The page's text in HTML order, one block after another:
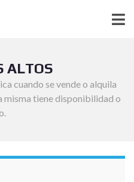
ALTOS
cuando se vende o alquila
misma tiene disponibilidad o